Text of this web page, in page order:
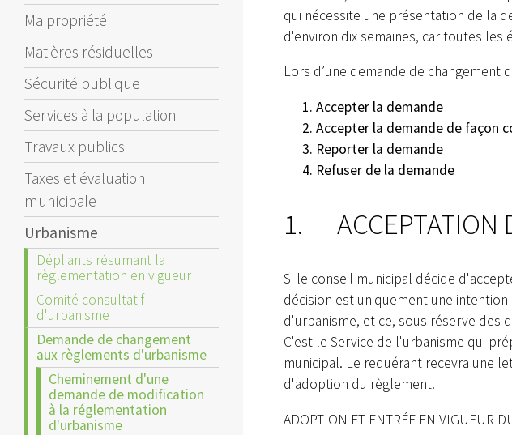
Ma propriété
Matières résiduelles
Sécurité publique
Services à la population
Travaux publics
Taxes et évaluation
municipale
Urbanisme
Dépliants résumant la
règlementation en vigueur
Comité consultatif
d'urbanisme
Demande de changement
aux règlements d'urbanisme
Cheminement d'une
demande de modification
à la réglementation
d'urbanisme
qui nécessite une présentation de la
d'environ dix semaines, car toutes les
Lors d’une demande de changement
Accepter la demande
Accepter la demande de façon
Reporter la demande
Refuser de la demande
1. ACCEPTATION
Si le conseil municipal décide
décision est uniquement une
d'urbanisme, et ce, sous réserve des
C'est le Service de l'urbanisme qui
municipal. Le requérant recevra une
d'adoption du règlement.
ADOPTION ET ENTRÉE EN VIGUEUR